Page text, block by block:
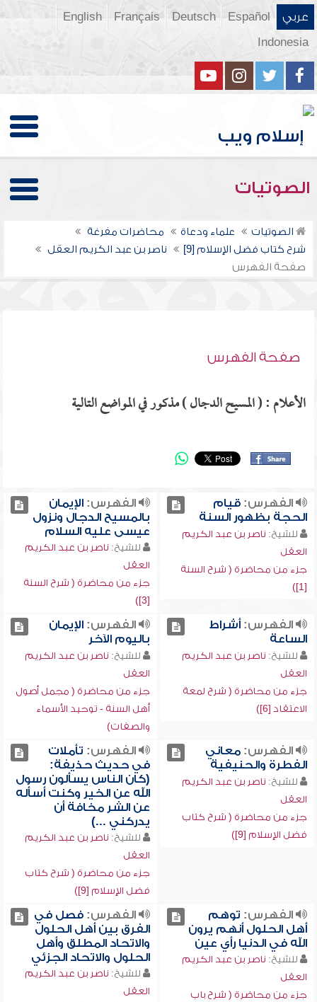
عربي Español
Deutsch
Français
English
Indonesia
الصوتيات
الصوتيات علماء ودعاة
محاضرات مفرغة
شرح كتاب فضل الإسلام [9]
ناصر بن عبد الكريم العقل
صفحة الفهرس
صفحة الفهرس
الأعلام : ( المسيح الدجال ) مذكور في المواضع التالية
الفهرس:قيام
الحجة بظهور السنة
للشيخ: ناصر بن عبد الكريم
العقل
جزء من محاضرة ( شرح السنة
[1])
الفهرس:الإيمان
بالمسيح الدجال ونزول
عيسى عليه السلام
للشيخ: ناصر بن عبد الكريم
العقل
جزء من محاضرة ( شرح السنة
[3])
الفهرس:أشراط
الساعة
للشيخ: ناصر بن عبد الكريم
العقل
جزء من محاضرة ( شرح لمعة
الاعتقاد [6])
الفهرس:الإيمان
باليوم الآخر
للشيخ: ناصر بن عبد الكريم
العقل
جزء من محاضرة ( مجمل أصول
أهل السنة - توحيد الأسماء
والصفات)
الفهرس:معاني
الفطرة والحنيفية
للشيخ: ناصر بن عبد الكريم
العقل
جزء من محاضرة ( شرح كتاب
فضل الإسلام [9])
الفهرس: تأملات
في حديث حذيفة:
(كان الناس يسألون رسول
الله عن الخير وكنت أسأله
عن الشر مخافة أن
يدركني ...)
للشيخ: ناصر بن عبد الكريم
العقل
جزء من محاضرة ( شرح كتاب
فضل الإسلام [9])
الفهرس: توهم
أهل الحلول أنهم يرون
الله في الدنيا رأي عين
للشيخ: ناصر بن عبد الكريم
العقل
جزء من محاضرة ( شرح باب
الفهرس:فصل في
الفرق بين أهل الحلول
والاتحاد المطلق وأهل
الحلول والاتحاد الجزئي
للشيخ: ناصر بن عبد الكريم
العقل